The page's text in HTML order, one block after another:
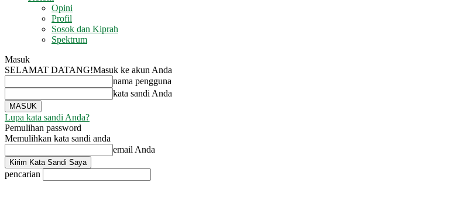
Opini
Profil
Sosok dan Kiprah
Spektrum
Masuk
SELAMAT DATANG!Masuk ke akun Anda
nama pengguna
kata sandi Anda
Lupa kata sandi Anda?
Pemulihan password
Memulihkan kata sandi anda
email Anda
pencarian